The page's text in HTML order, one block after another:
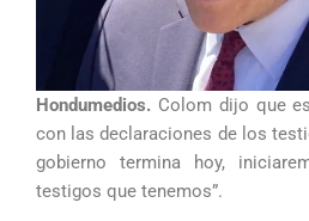
Hondumedios. Colom dijo que
con las declaraciones de los
gobierno termina hoy,
testigos que tenemos”.